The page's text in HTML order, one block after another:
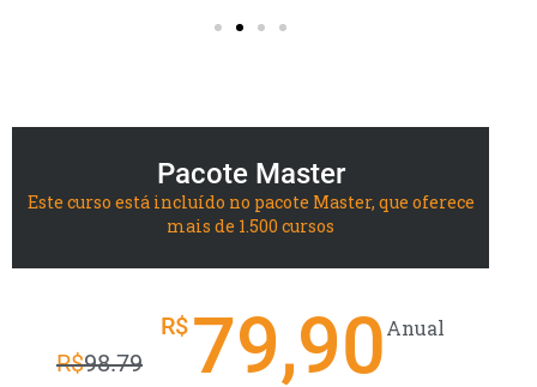
Pacote Master
Este curso está incluído no pacote Master, que oferece
mais de 1.500 cursos
R$98.79
R$ 79,90Anual